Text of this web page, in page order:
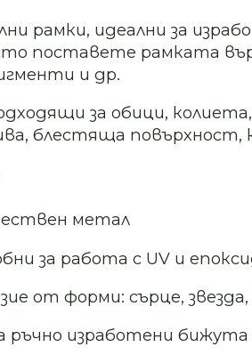
рамки, идеални за
поставете рамката
и др.
за обици,
блестяща повърхност,
метал
за работа с UV и
от форми: сърце,
ръчно изработени бижута